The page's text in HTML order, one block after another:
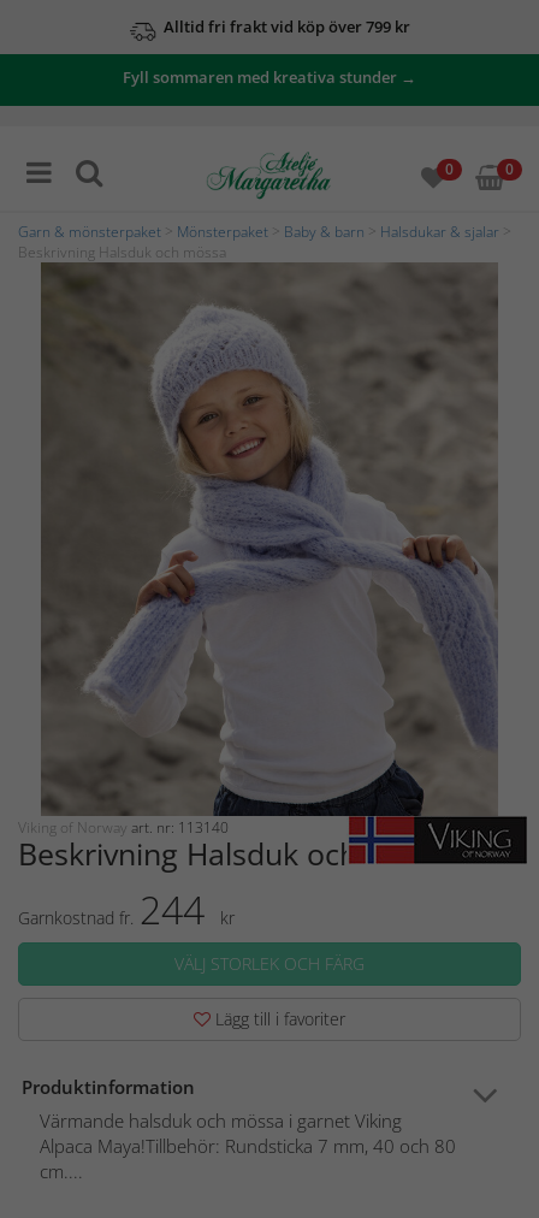
Alltid fri frakt vid köp över 799 kr
Fyll sommaren med kreativa stunder →
0 0
Garn & mönsterpaket Mönsterpaket Baby & barn Halsdukar & sjalar
Beskrivning Halsduk och mössa
Viking of Norway art. nr: 113140
Beskrivning Halsduk och mössa
Garnkostnad fr. 244
kr
VÄLJ STORLEK OCH FÄRG
Lägg till i favoriter
Produktinformation
Värmande halsduk och mössa i garnet Viking
Alpaca Maya!Tillbehör: Rundsticka 7 mm, 40 och 80
cm....